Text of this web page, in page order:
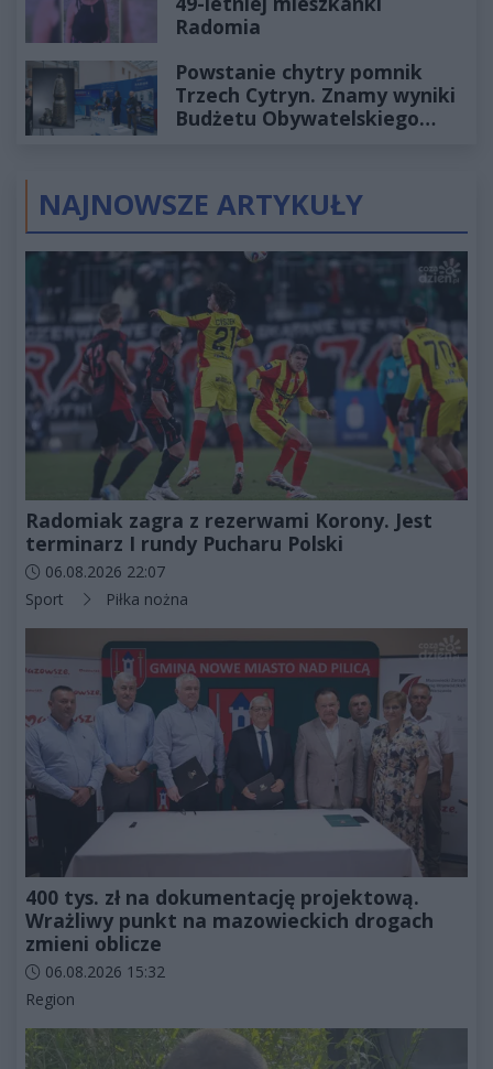
Radomia
Powstanie chytry pomnik
Trzech Cytryn. Znamy wyniki
Budżetu Obywatelskiego
NAJNOWSZE ARTYKUŁY
Radomiak zagra z rezerwami Korony. Jest
terminarz I rundy Pucharu Polski
Data dodania artykułu:
06.08.2026 22:07
Kategorie artykułu:
Sport Piłka nożna
400 tys. zł na dokumentację projektową.
Wrażliwy punkt na mazowieckich drogach
zmieni oblicze
Data dodania artykułu:
06.08.2026 15:32
Kategorie artykułu:
Region